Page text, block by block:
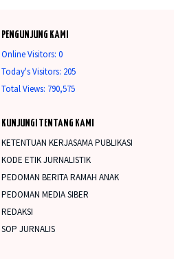
PENGUNJUNG KAMI
Online Visitors: 0
Today's Visitors: 205
Total Views: 790,575
KUNJUNGI TENTANG KAMI
KETENTUAN KERJASAMA PUBLIKASI
KODE ETIK JURNALISTIK
PEDOMAN BERITA RAMAH ANAK
PEDOMAN MEDIA SIBER
REDAKSI
SOP JURNALIS